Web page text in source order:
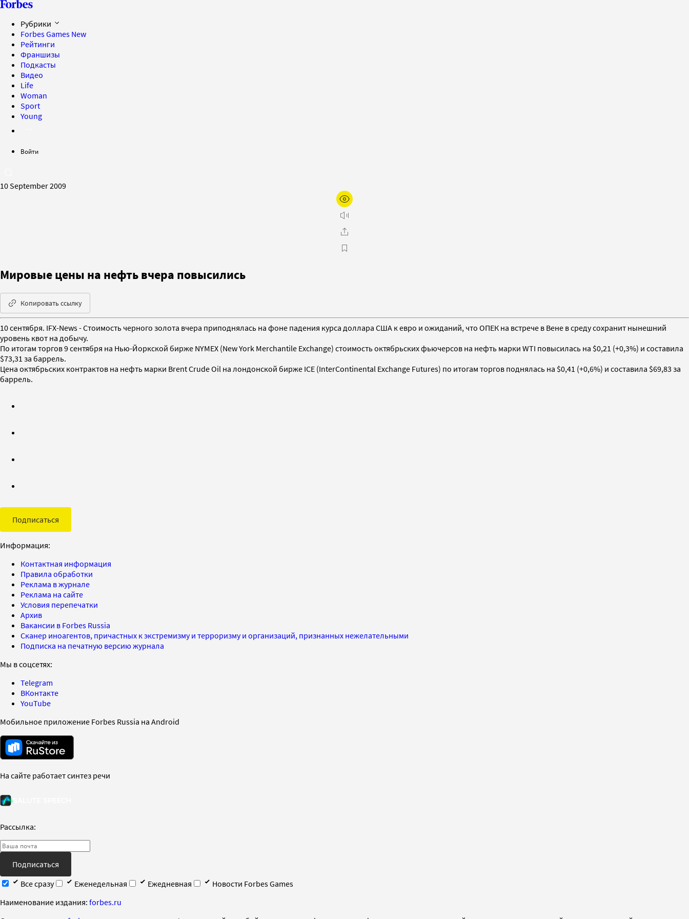
Рубрики
Forbes Games New
Рейтинги
Франшизы
Подкасты
Видео
Life
Woman
Sport
Young
Войти
10 September 2009
Мировые цены на нефть вчера повысились
Копировать ссылку
10 сентября. IFX-News - Стоимость черного золота вчера приподнялась на фоне падения курса доллара США к евро и ожиданий, что ОПЕК на встрече в Вене в среду сохранит нынешний
уровень квот на добычу.
По итогам торгов 9 сентября на Нью-Йоркской бирже NYMEХ (New York Merchantile Exchange) стоимость октябрьских фьючерсов на нефть марки WTI повысилась на $0,21 (+0,3%) и составила
$73,31 за баррель.
Цена октябрьских контрактов на нефть марки Brent Crude Oil на лондонской бирже IСE (InterContinental Exchange Futures) по итогам торгов поднялась на $0,41 (+0,6%) и составила $69,83 за
баррель.
Подписаться
Информация:
Контактная информация
Правила обработки
Реклама в журнале
Реклама на сайте
Условия перепечатки
Архив
Вакансии в Forbes Russia
Сканер иноагентов, причастных к экстремизму и терроризму и организаций, признанных нежелательными
Подписка на печатную версию журнала
Мы в соцсетях:
Telegram
ВКонтакте
YouTube
Мобильное приложение Forbes Russia на Android
На сайте работает синтез речи
Рассылка:
Подписаться
Все сразу
Еженедельная Ежедневная
Новости Forbes Games
Наименование издания: forbes.ru